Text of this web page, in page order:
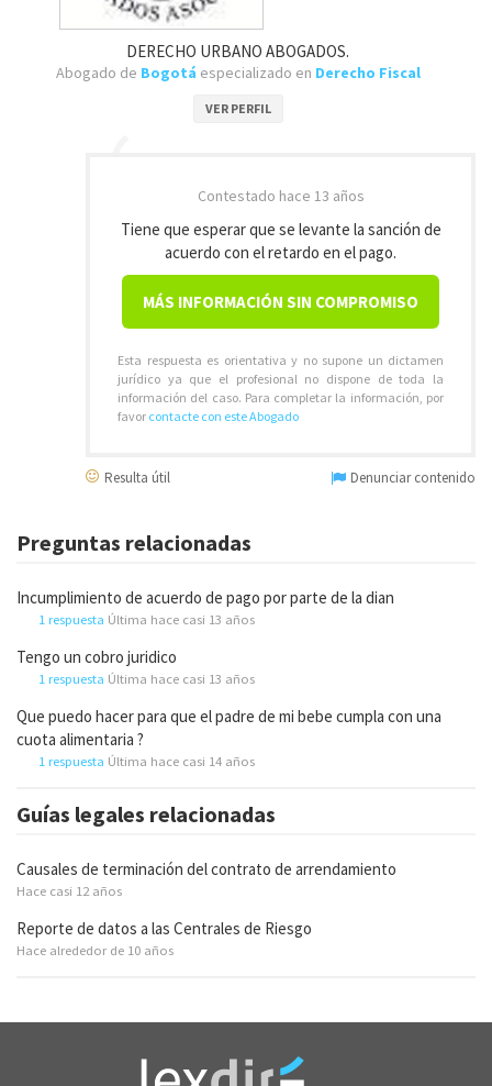
DERECHO URBANO ABOGADOS.
Abogado de Bogotá especializado en Derecho Fiscal
VER PERFIL
Contestado hace 13 años
Tiene que esperar que se levante la sanción de
acuerdo con el retardo en el pago.
MÁS INFORMACIÓN SIN COMPROMISO
Esta respuesta es orientativa y no supone un dictamen
jurídico ya que el profesional no dispone de toda la
información del caso. Para completar la información, por
favor contacte con este Abogado
Resulta útil Denunciar contenido
Preguntas relacionadas
Incumplimiento de acuerdo de pago por parte de la dian
1 respuesta Última hace casi 13 años
Tengo un cobro juridico
1 respuesta Última hace casi 13 años
Que puedo hacer para que el padre de mi bebe cumpla con una
cuota alimentaria ?
1 respuesta Última hace casi 14 años
Guías legales relacionadas
Causales de terminación del contrato de arrendamiento
Hace casi 12 años
Reporte de datos a las Centrales de Riesgo
Hace alrededor de 10 años